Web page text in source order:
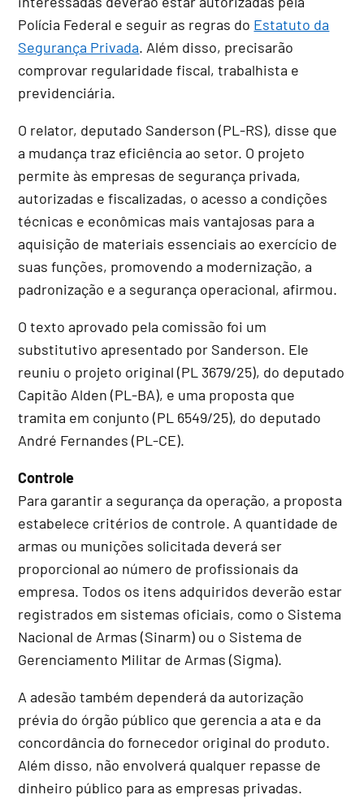
Polícia Federal e seguir as regras do Estatuto da
Segurança Privada. Além disso, precisarão
comprovar regularidade fiscal, trabalhista e
previdenciária.
O relator, deputado Sanderson (PL-RS), disse que
a mudança traz eficiência ao setor. O projeto
permite às empresas de segurança privada,
autorizadas e fiscalizadas, o acesso a condições
técnicas e econômicas mais vantajosas para a
aquisição de materiais essenciais ao exercício de
suas funções, promovendo a modernização, a
padronização e a segurança operacional, afirmou.
O texto aprovado pela comissão foi um
substitutivo apresentado por Sanderson. Ele
reuniu o projeto original (PL 3679/25), do deputado
Capitão Alden (PL-BA), e uma proposta que
tramita em conjunto (PL 6549/25), do deputado
André Fernandes (PL-CE).
Controle
Para garantir a segurança da operação, a proposta
estabelece critérios de controle. A quantidade de
armas ou munições solicitada deverá ser
proporcional ao número de profissionais da
empresa. Todos os itens adquiridos deverão estar
registrados em sistemas oficiais, como o Sistema
Nacional de Armas (Sinarm) ou o Sistema de
Gerenciamento Militar de Armas (Sigma).
A adesão também dependerá da autorização
prévia do órgão público que gerencia a ata e da
concordância do fornecedor original do produto.
Além disso, não envolverá qualquer repasse de
dinheiro público para as empresas privadas.